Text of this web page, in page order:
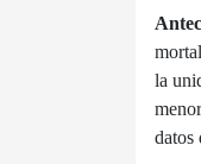
la
datos